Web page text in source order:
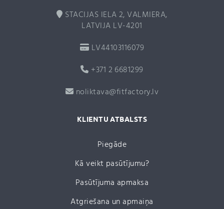
STACIJAS IELA 2, VALMIERA,
LATVIJA LV-4201
LV44103116079
+371 2 6681299
noliktava@fitfactory.lv
KLIENTU ATBALSTS
Piegāde
Kā veikt pasūtījumu?
Pasūtījuma apmaksa
Atgriešana un apmaiņa